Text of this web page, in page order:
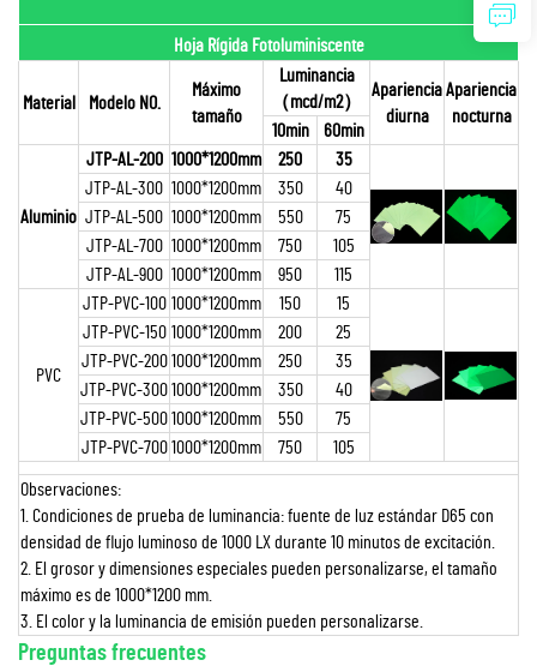
Hoja Rígida Fotoluminiscente
Material Modelo NO.
Máximo
tamaño
Luminancia
（mcd/m2）
Apariencia
diurna
Apariencia
nocturna
10min 60min
Aluminio
JTP-AL-200 1000*1200mm 250
35
JTP-AL-300 1000*1200mm 350
40
JTP-AL-500 1000*1200mm 550
75
JTP-AL-700 1000*1200mm 750
105
JTP-AL-900 1000*1200mm 950 115
PVC
JTP-PVC-100 1000*1200mm 150
15
JTP-PVC-150 1000*1200mm 200
25
JTP-PVC-200 1000*1200mm 250
35
JTP-PVC-3001000*1200mm 350
40
JTP-PVC-5001000*1200mm 550
75
JTP-PVC-700 1000*1200mm 750 105
Observaciones:
1. Condiciones de prueba de luminancia: fuente de luz estándar D65 con
densidad de flujo luminoso de 1000 LX durante 10 minutos de excitación.
2. El grosor y dimensiones especiales pueden personalizarse, el tamaño
máximo es de 1000*1200 mm.
3. El color y la luminancia de emisión pueden personalizarse.
Preguntas frecuentes